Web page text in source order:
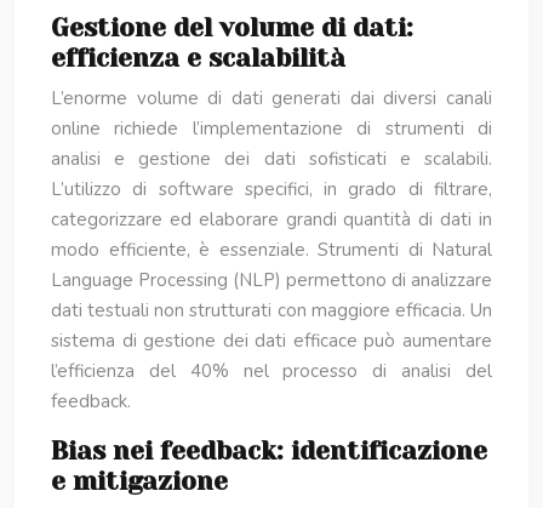
Gestione del volume di dati:
efficienza e scalabilità
L’enorme volume di dati generati dai diversi canali
online richiede l’implementazione di strumenti di
analisi e gestione dei dati sofisticati e scalabili.
L’utilizzo di software specifici, in grado di filtrare,
categorizzare ed elaborare grandi quantità di dati in
modo efficiente, è essenziale. Strumenti di Natural
Language Processing (NLP) permettono di analizzare
dati testuali non strutturati con maggiore efficacia. Un
sistema di gestione dei dati efficace può aumentare
l’efficienza del 40% nel processo di analisi del
feedback.
Bias nei feedback: identificazione
e mitigazione